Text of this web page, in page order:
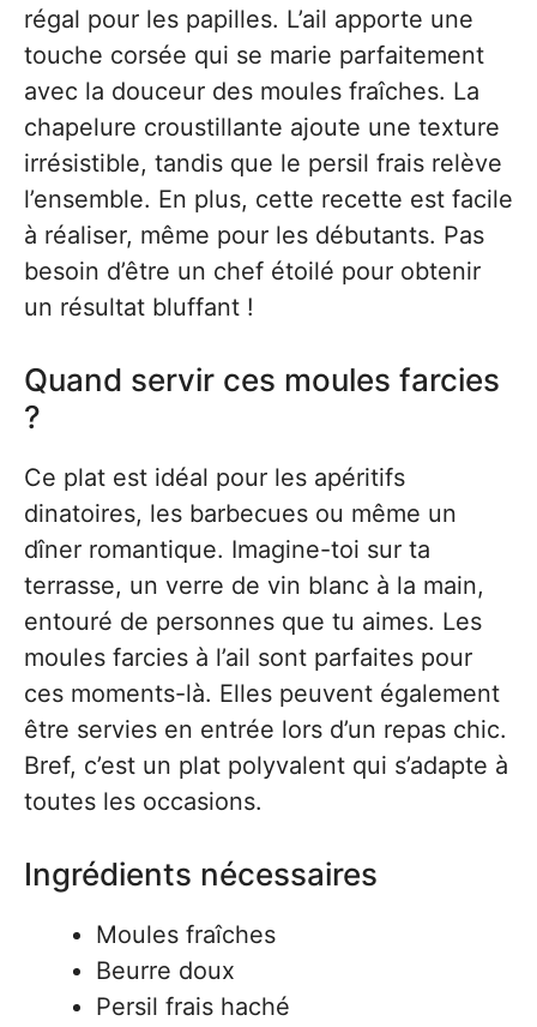
régal pour les papilles. L’ail apporte une
touche corsée qui se marie parfaitement
avec la douceur des moules fraîches. La
chapelure croustillante ajoute une texture
irrésistible, tandis que le persil frais relève
l’ensemble. En plus, cette recette est facile
à réaliser, même pour les débutants. Pas
besoin d’être un chef étoilé pour obtenir
un résultat bluffant !
Quand servir ces moules farcies
?
Ce plat est idéal pour les apéritifs
dinatoires, les barbecues ou même un
dîner romantique. Imagine-toi sur ta
terrasse, un verre de vin blanc à la main,
entouré de personnes que tu aimes. Les
moules farcies à l’ail sont parfaites pour
ces moments-là. Elles peuvent également
être servies en entrée lors d’un repas chic.
Bref, c’est un plat polyvalent qui s’adapte à
toutes les occasions.
Ingrédients nécessaires
Moules fraîches
Beurre doux
Persil frais haché